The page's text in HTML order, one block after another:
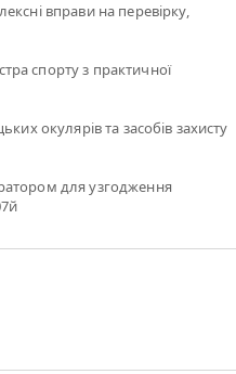
вправи на перевірку,
спорту з практичної
окулярів та засобів захисту
для узгодження